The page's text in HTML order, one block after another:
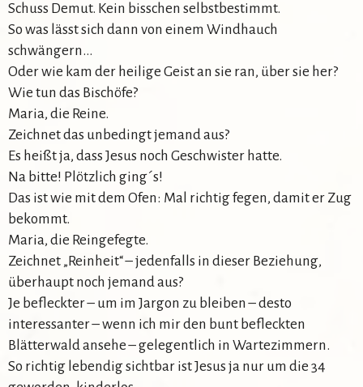
Schuss Demut. Kein bisschen selbstbestimmt.
So was lässt sich dann von einem Windhauch
schwängern…
Oder wie kam der heilige Geist an sie ran, über sie her?
Wie tun das Bischöfe?
Maria, die Reine.
Zeichnet das unbedingt jemand aus?
Es heißt ja, dass Jesus noch Geschwister hatte.
Na bitte! Plötzlich ging´s!
Das ist wie mit dem Ofen: Mal richtig fegen, damit er Zug
bekommt.
Maria, die Reingefegte.
Zeichnet „Reinheit“ – jedenfalls in dieser Beziehung,
überhaupt noch jemand aus?
Je befleckter – um im Jargon zu bleiben – desto
interessanter – wenn ich mir den bunt befleckten
Blätterwald ansehe – gelegentlich in Wartezimmern.
So richtig lebendig sichtbar ist Jesus ja nur um die 34